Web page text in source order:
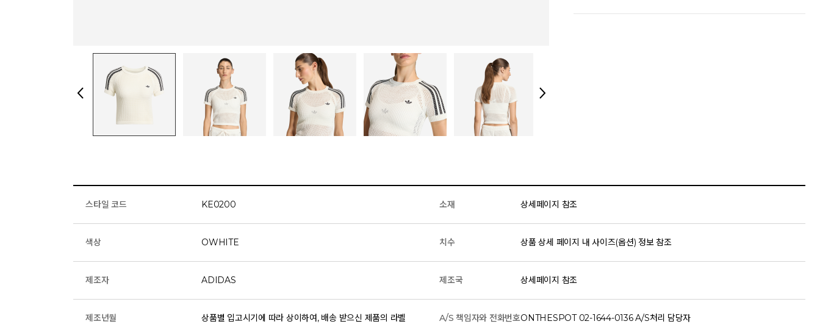
스타일 코드 KE0200 소재 상세페이지 참조
색상 OWHITE 치수 상품 상세 페이지 내 사이즈(옵션) 정보 참조
제조자 ADIDAS 제조국 상세페이지 참조
제조년월
상품별 입고시기에 따라 상이하여, 배송 받으신 제품의 라벨
A/S 책임자와 전화번호ONTHESPOT 02-1644-0136 A/S처리 담당자